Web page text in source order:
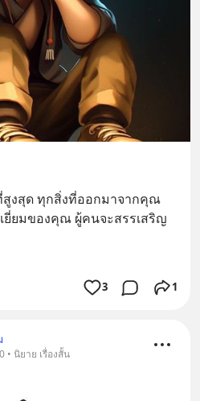
งสุด ทุกสิ่งที่ออกมาจากคุณ
ยมของคุณ ผู้คนจะสรรเสริญ
3 1
• นิยาย เรื่องสั้น